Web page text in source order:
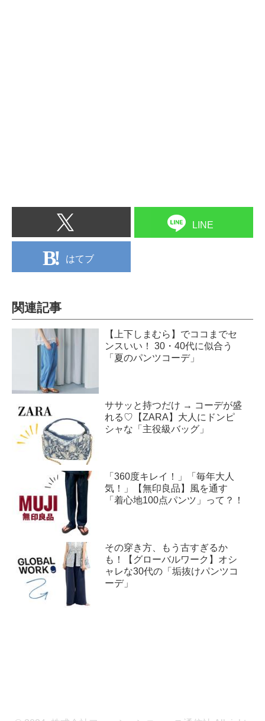
LINE
はてブ
関連記事
【上下しまむら】でココまでセ
ンスいい！ 30・40代に似合う
「夏のパンツコーデ」
ササッと持つだけ → コーデが盛
れる♡【ZARA】大人にドンピ
シャな「主役級バッグ」
「360度キレイ！」「毎年大人
気！」【無印良品】風を通す
「着心地100点パンツ」って？！
その穿き方、もう古すぎるか
も！【グローバルワーク】オシ
ャレな30代の「垢抜けパンツコ
ーデ」